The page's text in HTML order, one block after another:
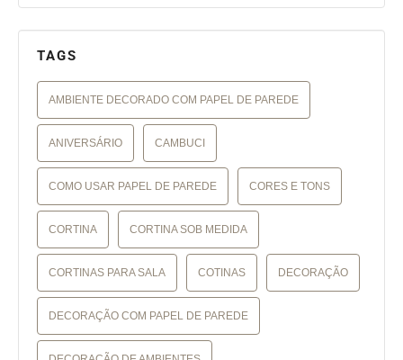
TAGS
AMBIENTE DECORADO COM PAPEL DE PAREDE
ANIVERSÁRIO CAMBUCI
COMO USAR PAPEL DE PAREDE CORES E TONS
CORTINA CORTINA SOB MEDIDA
CORTINAS PARA SALA COTINAS DECORAÇÃO
DECORAÇÃO COM PAPEL DE PAREDE